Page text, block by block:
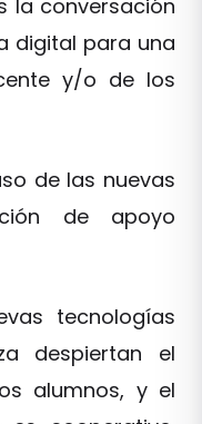
la conversación
digital para una
y/o de los
de las nuevas
de apoyo
tecnologías
despiertan el
alumnos, y el